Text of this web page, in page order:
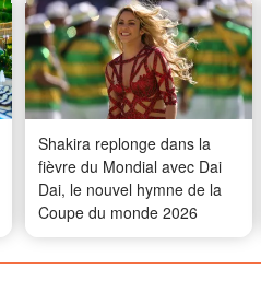
Shakira replonge dans la
fièvre du Mondial avec Dai
Dai, le nouvel hymne de la
Coupe du monde 2026